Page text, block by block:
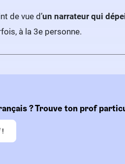
de vue d’un narrateur qui
à la 3e personne.
? Trouve ton prof
!